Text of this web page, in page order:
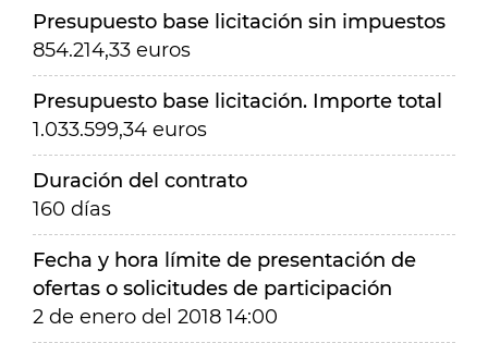
Presupuesto base licitación sin impuestos
854.214,33 euros
Presupuesto base licitación. Importe total
1.033.599,34 euros
Duración del contrato
160 días
Fecha y hora límite de presentación de
ofertas o solicitudes de participación
2 de enero del 2018 14:00